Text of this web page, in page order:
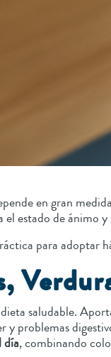
en gran
estado de ánimo
para adoptar
saludable.
y problemas
día, combinando